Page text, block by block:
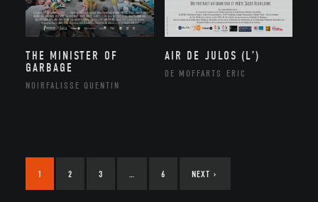
THE MINISTER OF
GARBAGE
NOIRFALISSE QUENTIN
AIR DE JULOS (L’)
DE MOFFARTS ERIC
1 2 3 … 6 NEXT ›